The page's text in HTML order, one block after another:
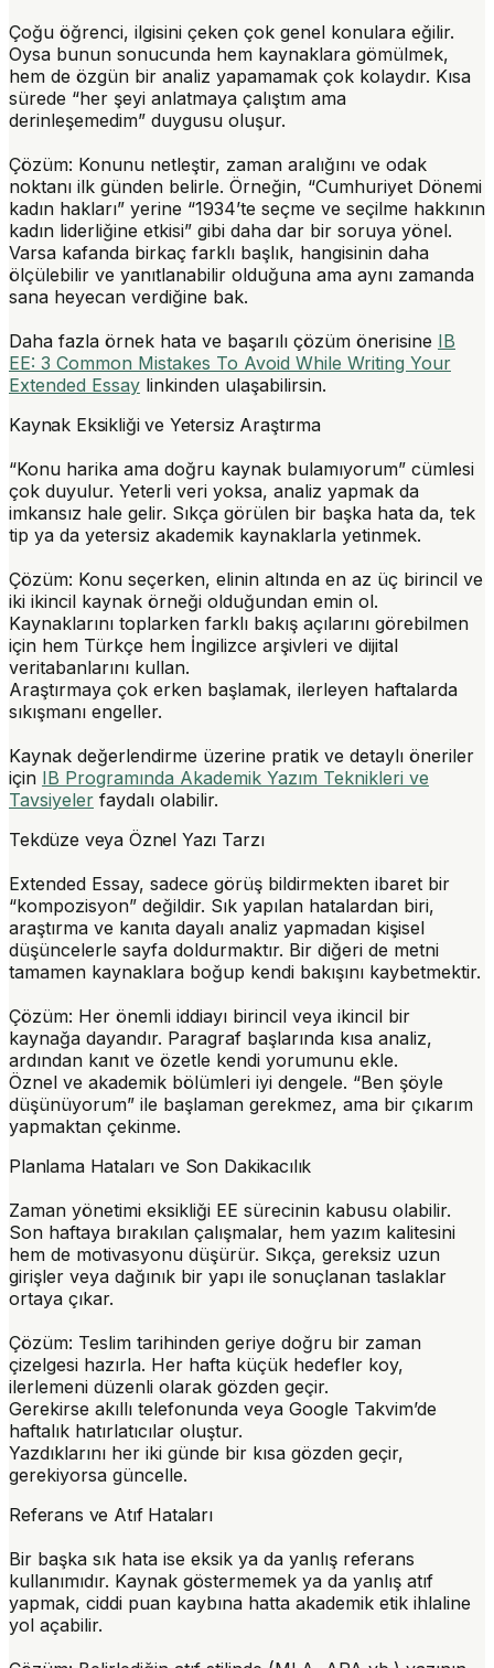
Çoğu öğrenci, ilgisini çeken çok genel konulara eğilir.
Oysa bunun sonucunda hem kaynaklara gömülmek,
hem de özgün bir analiz yapamamak çok kolaydır. Kısa
sürede “her şeyi anlatmaya çalıştım ama
derinleşemedim” duygusu oluşur.
Çözüm: Konunu netleştir, zaman aralığını ve odak
noktanı ilk günden belirle. Örneğin, “Cumhuriyet Dönemi
kadın hakları” yerine “1934’te seçme ve seçilme hakkının
kadın liderliğine etkisi” gibi daha dar bir soruya yönel.
Varsa kafanda birkaç farklı başlık, hangisinin daha
ölçülebilir ve yanıtlanabilir olduğuna ama aynı zamanda
sana heyecan verdiğine bak.
Daha fazla örnek hata ve başarılı çözüm önerisine IB
EE: 3 Common Mistakes To Avoid While Writing Your
Extended Essay linkinden ulaşabilirsin.
Kaynak Eksikliği ve Yetersiz Araştırma
“Konu harika ama doğru kaynak bulamıyorum” cümlesi
çok duyulur. Yeterli veri yoksa, analiz yapmak da
imkansız hale gelir. Sıkça görülen bir başka hata da, tek
tip ya da yetersiz akademik kaynaklarla yetinmek.
Çözüm: Konu seçerken, elinin altında en az üç birincil ve
iki ikincil kaynak örneği olduğundan emin ol.
Kaynaklarını toplarken farklı bakış açılarını görebilmen
için hem Türkçe hem İngilizce arşivleri ve dijital
veritabanlarını kullan.
Araştırmaya çok erken başlamak, ilerleyen haftalarda
sıkışmanı engeller.
Kaynak değerlendirme üzerine pratik ve detaylı öneriler
için IB Programında Akademik Yazım Teknikleri ve
Tavsiyeler faydalı olabilir.
Tekdüze veya Öznel Yazı Tarzı
Extended Essay, sadece görüş bildirmekten ibaret bir
“kompozisyon” değildir. Sık yapılan hatalardan biri,
araştırma ve kanıta dayalı analiz yapmadan kişisel
düşüncelerle sayfa doldurmaktır. Bir diğeri de metni
tamamen kaynaklara boğup kendi bakışını kaybetmektir.
Çözüm: Her önemli iddiayı birincil veya ikincil bir
kaynağa dayandır. Paragraf başlarında kısa analiz,
ardından kanıt ve özetle kendi yorumunu ekle.
Öznel ve akademik bölümleri iyi dengele. “Ben şöyle
düşünüyorum” ile başlaman gerekmez, ama bir çıkarım
yapmaktan çekinme.
Planlama Hataları ve Son Dakikacılık
Zaman yönetimi eksikliği EE sürecinin kabusu olabilir.
Son haftaya bırakılan çalışmalar, hem yazım kalitesini
hem de motivasyonu düşürür. Sıkça, gereksiz uzun
girişler veya dağınık bir yapı ile sonuçlanan taslaklar
ortaya çıkar.
Çözüm: Teslim tarihinden geriye doğru bir zaman
çizelgesi hazırla. Her hafta küçük hedefler koy,
ilerlemeni düzenli olarak gözden geçir.
Gerekirse akıllı telefonunda veya Google Takvim’de
haftalık hatırlatıcılar oluştur.
Yazdıklarını her iki günde bir kısa gözden geçir,
gerekiyorsa güncelle.
Referans ve Atıf Hataları
Bir başka sık hata ise eksik ya da yanlış referans
kullanımıdır. Kaynak göstermemek ya da yanlış atıf
yapmak, ciddi puan kaybına hatta akademik etik ihlaline
yol açabilir.